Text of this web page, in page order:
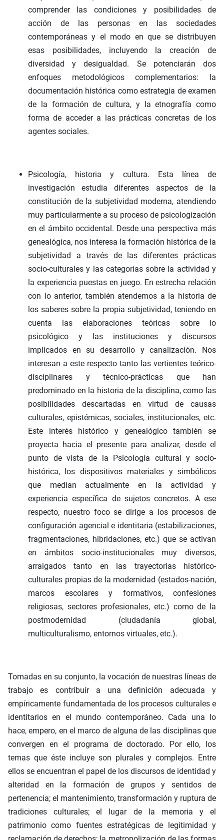
comprender las condiciones y posibilidades de
acción de las personas en las sociedades
contemporáneas y el modo en que se distribuyen
esas posibilidades, incluyendo la creación de
diversidad y desigualdad. Se potenciarán dos
enfoques metodológicos complementarios: la
documentación histórica como estrategia de examen
de la formación de cultura, y la etnografía como
forma de acceder a las prácticas concretas de los
agentes sociales.
Psicología, historia y cultura. Esta línea de
investigación estudia diferentes aspectos de la
constitución de la subjetividad moderna, atendiendo
muy particularmente a su proceso de psicologización
en el ámbito occidental. Desde una perspectiva más
genealógica, nos interesa la formación histórica de la
subjetividad a través de las diferentes prácticas
socio-culturales y las categorías sobre la actividad y
la experiencia puestas en juego. En estrecha relación
con lo anterior, también atendemos a la historia de
los saberes sobre la propia subjetividad, teniendo en
cuenta las elaboraciones teóricas sobre lo
psicológico y las instituciones y discursos
implicados en su desarrollo y canalización. Nos
interesan a este respecto tanto las vertientes teórico-
disciplinares y técnico-prácticas que han
predominado en la historia de la disciplina, como las
posibilidades descartadas en virtud de causas
culturales, epistémicas, sociales, institucionales, etc.
Este interés histórico y genealógico también se
proyecta hacia el presente para analizar, desde el
punto de vista de la Psicología cultural y socio-
histórica, los dispositivos materiales y simbólicos
que median actualmente en la actividad y
experiencia específica de sujetos concretos. A ese
respecto, nuestro foco se dirige a los procesos de
configuración agencial e identitaria (estabilizaciones,
fragmentaciones, hibridaciones, etc.) que se activan
en ámbitos socio-institucionales muy diversos,
arraigados tanto en las trayectorias histórico-
culturales propias de la modernidad (estados-nación,
marcos escolares y formativos, confesiones
religiosas, sectores profesionales, etc.) como de la
postmodernidad (ciudadanía global,
multiculturalismo, entornos virtuales, etc.).
Tomadas en su conjunto, la vocación de nuestras líneas de
trabajo es contribuir a una definición adecuada y
empíricamente fundamentada de los procesos culturales e
identitarios en el mundo contemporáneo. Cada una lo
hace, empero, en el marco de alguna de las disciplinas que
convergen en el programa de doctorado. Por ello, los
temas que éste incluye son plurales y complejos. Entre
ellos se encuentran el papel de los discursos de identidad y
alteridad en la formación de grupos y sentidos de
pertenencia; el mantenimiento, transformación y ruptura de
tradiciones culturales; el lugar de la memoria y el
patrimonio como fuentes estratégicas de legitimidad y